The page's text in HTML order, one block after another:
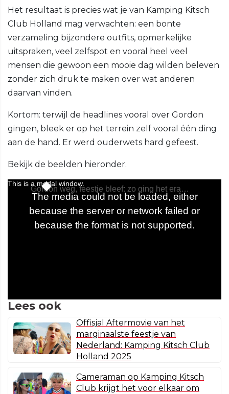
Het resultaat is precies wat je van Kamping Kitsch
Club Holland mag verwachten: een bonte
verzameling bijzondere outfits, opmerkelijke
uitspraken, veel zelfspot en vooral heel veel
mensen die gewoon een mooie dag wilden beleven
zonder zich druk te maken over wat anderen
daarvan vinden.
Kortom: terwijl de headlines vooral over Gordon
gingen, bleek er op het terrein zelf vooral één ding
aan de hand. Er werd ouderwets hard gefeest.
Bekijk de beelden hieronder.
Lees ook
Offisjal Aftermovie van het
marginaalste feestje van
Nederland: Kamping Kitsch Club
Holland 2025
Cameraman op Kamping Kitsch
Club krijgt het voor elkaar om